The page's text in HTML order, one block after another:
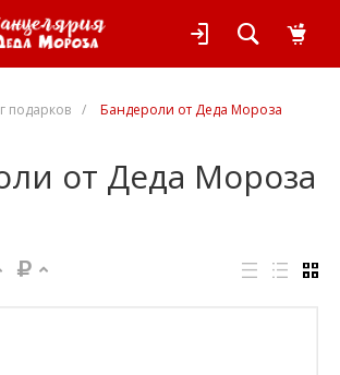
подарков / Бандероли от Деда Мороза
от Деда Мороза